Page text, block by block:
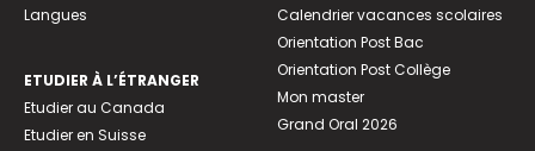
Langues
ETUDIER À L’ÉTRANGER
Etudier au Canada
Etudier en Suisse
Calendrier vacances scolaires
Orientation Post Bac
Orientation Post Collège
Mon master
Grand Oral 2026